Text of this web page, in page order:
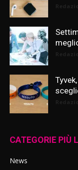
CATEGORIE PIÙ
News